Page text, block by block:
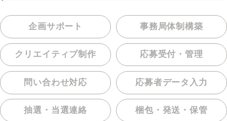
企画サポート 事務局体制構築
クリエイティブ制作 応募受付・管理
問い合わせ対応 応募者データ入力
抽選・当選連絡 梱包・発送・保管